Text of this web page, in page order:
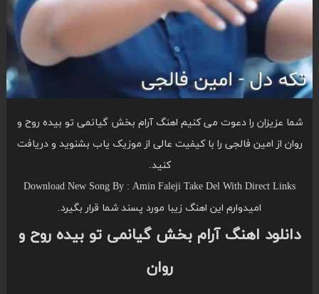
شما عزیزان را دعوت می کنیم اهنگ آرام بخش گیانمی تو بیده روح و
روان از امین فالجی را با کیفیت عالی از موزیک یاب بشنوید و دریافت
کنید.
Download New Song By : Amin Faleji Take Del With Direct Links
امیدوارم این اهنگ زیبا مورد پسند شما قرار بگیرد.
دانلود اهنگ آرام بخش گیانمی تو بیده روح و
روان